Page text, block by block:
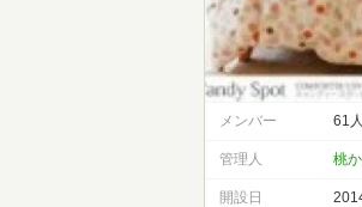
メンバー 61人
管理人 桃
開設日